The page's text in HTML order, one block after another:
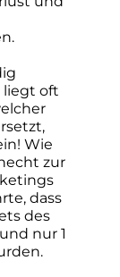
liegt oft
Wie
zur
dass
des
nur 1